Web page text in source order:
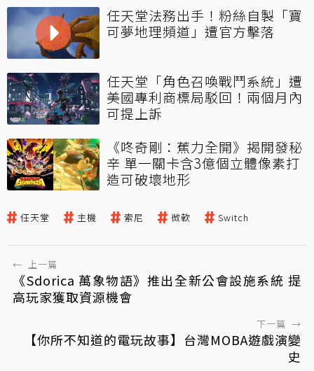
任天堂法務出手！粉絲自製「寶
可夢地理頻道」遭官方擊落
任天堂「角色召喚戰鬥系統」遭
美國專利商標局駁回！兩個月內
可提上訴
《咚奇剛：蕉力全開》揭開發秘
辛 單一關卡含3億個立體像素打
造可破壞地形
任天堂 主機 索尼 微軟 Switch
← 上一篇
《Sdorica 萬象物語》推出全新公會設施系統 提
高玩家獲取資源機會
下一篇 →
【你所不知道的電玩故事】台灣MOBA遊戲演變
史